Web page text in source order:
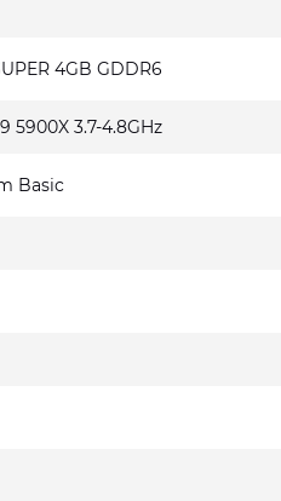
4GB GDDR6
5900X 3.7-4.8GHz
Basic